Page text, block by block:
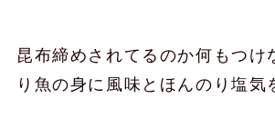
昆布締めされてるのか何もつけ
り魚の身に風味とほんのり塩気